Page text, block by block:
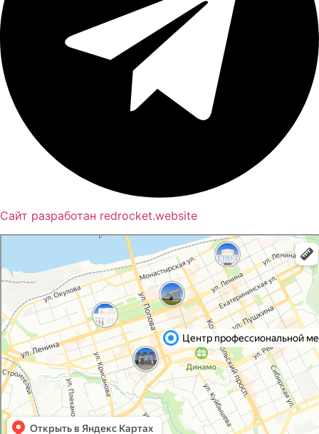
Сайт разработан redrocket.website
Яндекс Карты — транспорт, навигация, поиск мест